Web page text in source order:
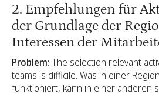
2. Empfehlungen für
der Grundlage der
Interessen der
Problem:The selection relevant
teams is difficile. Was in einer
funktioniert, kann in einer anderen